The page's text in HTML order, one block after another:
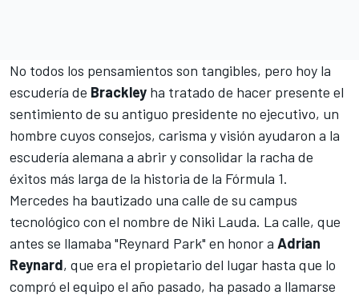
No todos los pensamientos son tangibles, pero hoy la
escudería de Brackley ha tratado de hacer presente el
sentimiento de su antiguo presidente no ejecutivo, un
hombre cuyos consejos, carisma y visión ayudaron a la
escudería alemana a abrir y consolidar la racha de
éxitos más larga de la historia de la Fórmula 1.
Mercedes ha bautizado una calle de su campus
tecnológico con el nombre de Niki Lauda. La calle, que
antes se llamaba "Reynard Park" en honor a Adrian
Reynard, que era el propietario del lugar hasta que lo
compró el equipo el año pasado, ha pasado a llamarse